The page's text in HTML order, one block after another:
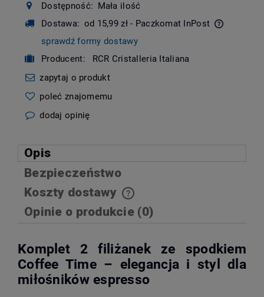
Dostępność: Mała ilość
Dostawa: od 15,99 zł - Paczkomat InPost
sprawdź formy dostawy
Producent:
RCR Cristalleria Italiana
zapytaj o produkt
poleć znajomemu
dodaj opinię
Opis
Bezpieczeństwo
Koszty dostawy
Cena nie zawiera ewentualnych kosztów płatności
Opinie o produkcie (0)
Komplet 2 filiżanek ze spodkiem
Coffee Time – elegancja i styl dla
miłośników espresso